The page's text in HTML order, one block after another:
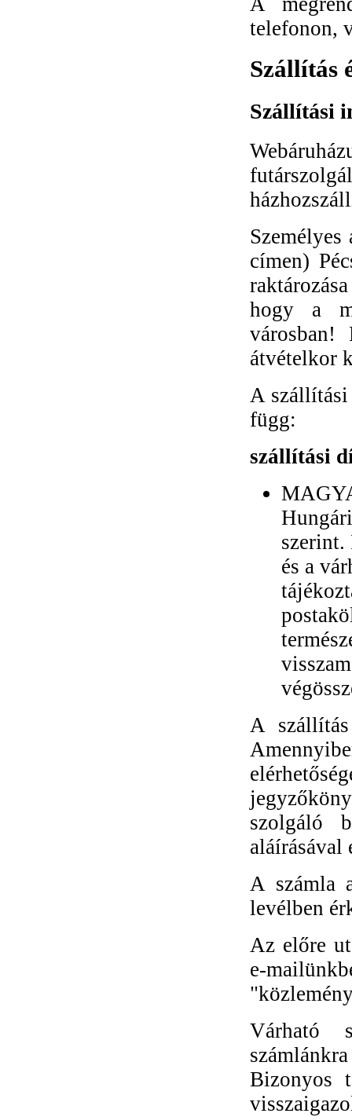
telefonon,
Szállítás
Szállítási
címen)
hogy a
városban!
átvételkor
A szállítási
függ:
szállítási
szerint.
és a
A
szolgáló
aláírásával
A számla
levélben
Az előre
e-
Várható
Bizonyos